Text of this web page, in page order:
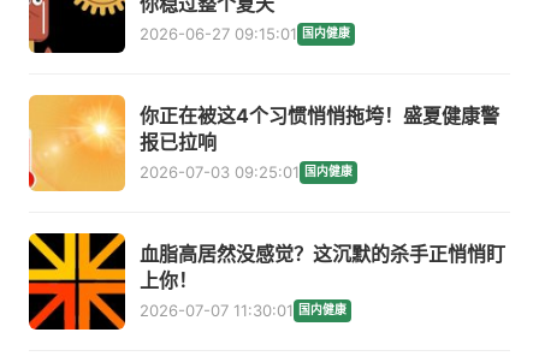
2026-06-27 09:15:01 国内健康
你正在被这4个习惯悄悄拖垮！盛夏健康警
报已拉响
2026-07-03 09:25:01 国内健康
血脂高居然没感觉？这沉默的杀手正悄悄盯
上你！
2026-07-07 11:30:01 国内健康